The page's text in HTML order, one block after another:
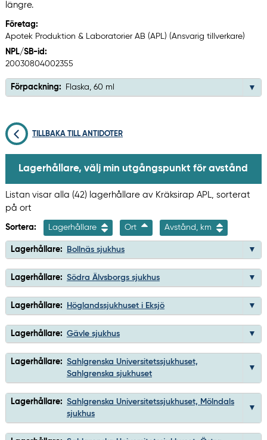
längre.
Företag:
Apotek Produktion & Laboratorier AB (APL) (Ansvarig tillverkare)
NPL/SB-id:
20030804002355
Förpackning: Flaska, 60 ml
TILLBAKA TILL ANTIDOTER
Lagerhållare, välj min utgångspunkt för avstånd
Listan visar alla (42) lagerhållare av Kräksirap APL, sorterat
på ort
Sortera: Lagerhållare Ort Avstånd, km
Lagerhållare: Bollnäs sjukhus
Lagerhållare: Södra Älvsborgs sjukhus
Lagerhållare: Höglandssjukhuset i Eksjö
Lagerhållare: Gävle sjukhus
Lagerhållare: Sahlgrenska Universitetssjukhuset,
Sahlgrenska sjukhuset
Lagerhållare: Sahlgrenska Universitetssjukhuset, Mölndals
sjukhus